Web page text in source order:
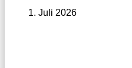
1. Juli 2026